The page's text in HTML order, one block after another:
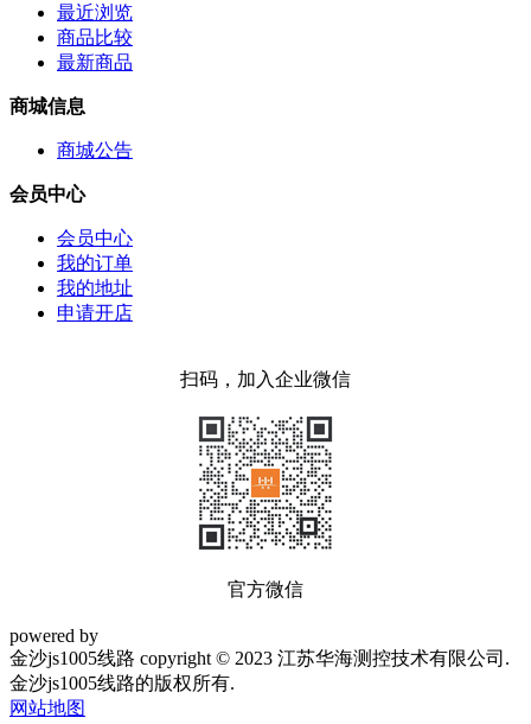
最近浏览
商品比较
最新商品
商城信息
商城公告
会员中心
会员中心
我的订单
我的地址
申请开店
扫码，加入企业微信
官方微信
powered by
金沙js1005线路 copyright © 2023 江苏华海测控技术有限公司.
金沙js1005线路的版权所有.
网站地图